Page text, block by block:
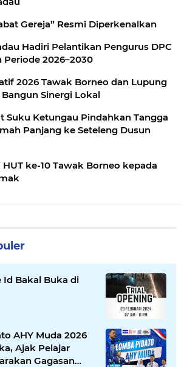
Gereja” Resmi Diperkenalkan
Hadiri Pelantikan Pengurus DPC
2026–2030
2026 Tawak Borneo dan Lupung
Sinergi Lokal
Suku Ketungau Pindahkan Tangga
Panjang ke Seteleng Dusun
ke-10 Tawak Borneo kepada
Id Bakal Buka di
AHY Muda 2026
Ajak Pelajar
Gagasan